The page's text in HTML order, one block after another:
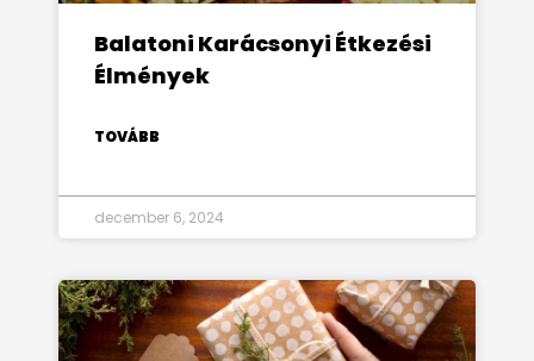
Balatoni Karácsonyi Étkezési
Élmények
TOVÁBB
december 6, 2024